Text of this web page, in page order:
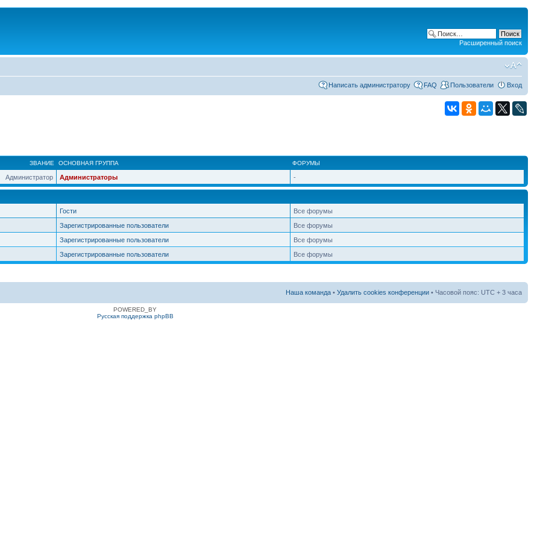
Расширенный поиск
Написать администратору FAQ Пользователи Вход
ЗВАНИЕ ОСНОВНАЯ ГРУППА ФОРУМЫ
Администратор Администраторы -
Гости
Все форумы
Зарегистрированные пользователи
Все форумы
Зарегистрированные пользователи
Все форумы
Зарегистрированные пользователи Все форумы
Наша команда • Удалить cookies конференции • Часовой пояс: UTC + 3 часа
POWERED_BY
Русская поддержка phpBB